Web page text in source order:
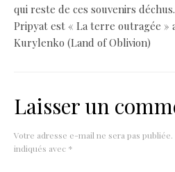
qui reste de ces souvenirs
Pripyat est « La terre outragée »
Kurylenko (Land of Oblivion)
Laisser un
Votre adresse e-mail ne sera pas publiée.
indiqués avec *